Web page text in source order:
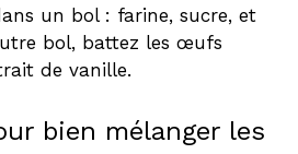
un bol : farine, sucre, et
bol, battez les œufs
de vanille.
bien mélanger les